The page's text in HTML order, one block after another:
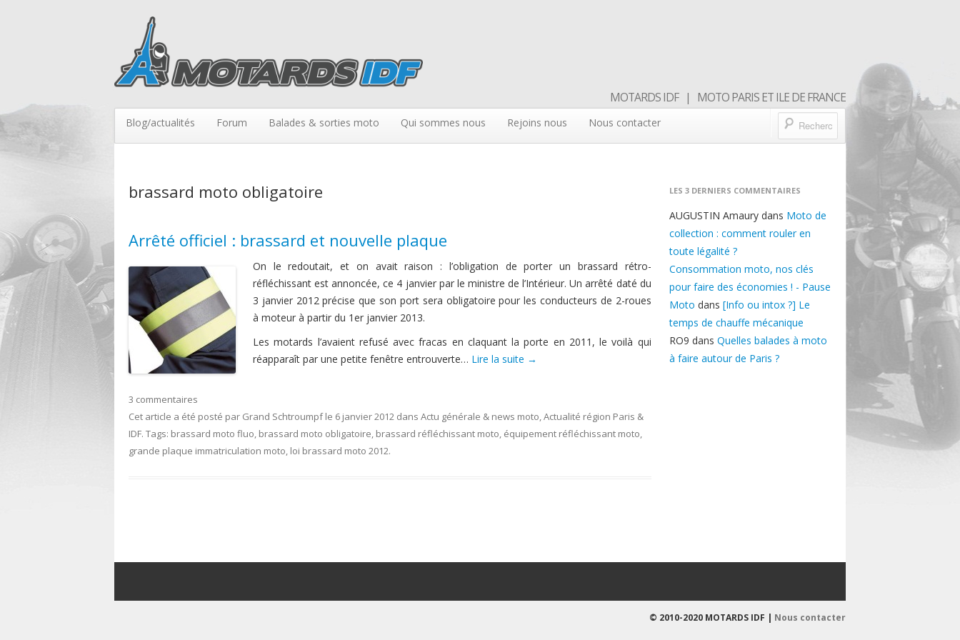
MOTARDS IDF | MOTO PARIS ET ILE DE FRANCE
Blog/actualités Forum Balades & sorties moto Qui sommes nous Rejoins nous Nous contacter
brassard moto obligatoire
Arrêté officiel : brassard et nouvelle plaque
On le redoutait, et on avait raison : l’obligation de porter un brassard rétro-
réfléchissant est annoncée, ce 4 janvier par le ministre de l’Intérieur. Un arrêté daté du
3 janvier 2012 précise que son port sera obligatoire pour les conducteurs de 2-roues
à moteur à partir du 1er janvier 2013.
Les motards l’avaient refusé avec fracas en claquant la porte en 2011, le voilà qui
réapparaît par une petite fenêtre entrouverte… Lire la suite →
3 commentaires
Cet article a été posté par Grand Schtroumpfle 6 janvier 2012 dans Actu générale & news moto,Actualité région Paris &
IDF. Tags: brassard moto fluo, brassard moto obligatoire, brassard réfléchissant moto, équipement réfléchissant moto,
grande plaque immatriculation moto, loi brassard moto 2012.
LES 3 DERNIERS COMMENTAIRES
AUGUSTIN Amaurydans Moto de
collection : comment rouler en
toute légalité ?
Consommation moto, nos clés
pour faire des économies ! - Pause
Moto dans [Info ou intox ?] Le
temps de chauffe mécanique
RO9 dans Quelles balades à moto
à faire autour de Paris ?
© 2010-2020 MOTARDS IDF | Nous contacter